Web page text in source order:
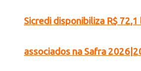
Sicredi disponibiliza R$
associados na Safra